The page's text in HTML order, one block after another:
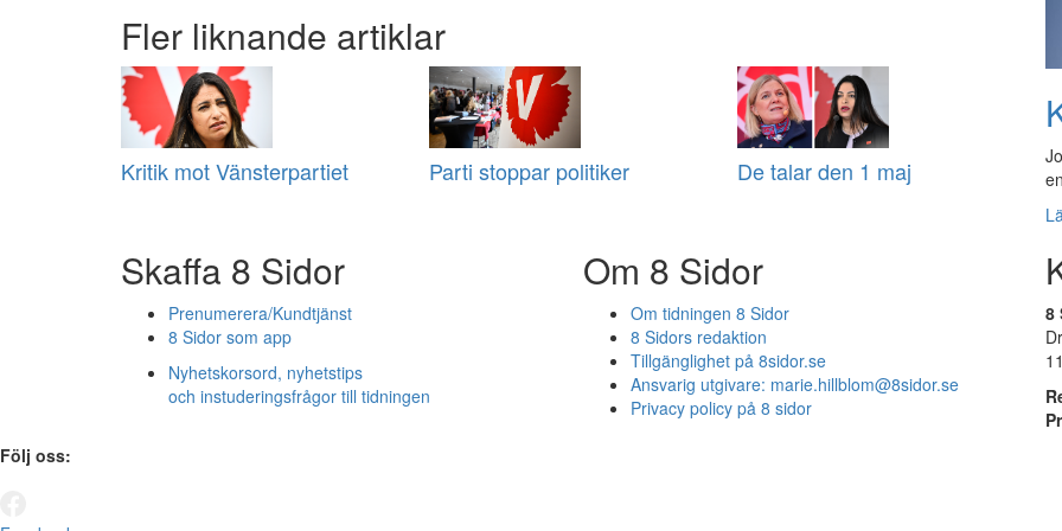
Fler liknande artiklar
Kritik mot Vänsterpartiet Parti stoppar politiker De talar den 1 maj
Skaffa 8 Sidor
Prenumerera/Kundtjänst
8 Sidor som app
Nyhetskorsord, nyhetstips
och instuderingsfrågor till tidningen
Om 8 Sidor
Om tidningen 8 Sidor
8 Sidors redaktion
Tillgänglighet på 8sidor.se
Ansvarig utgivare: marie.hillblom@8sidor.se
Privacy policy på 8 sidor
8
Följ oss: